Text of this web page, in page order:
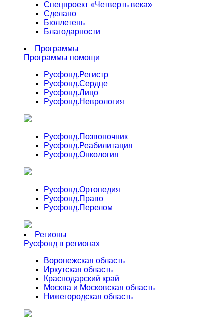
Спецпроект «Четверть века»
Сделано
Бюллетень
Благодарности
Программы
Программы помощи
Русфонд.Регистр
Русфонд.Сердце
Русфонд.Лицо
Русфонд.Неврология
Русфонд.Позвоночник
Русфонд.Реабилитация
Русфонд.Онкология
Русфонд.Ортопедия
Русфонд.Право
Русфонд.Перелом
Регионы
Русфонд в регионах
Воронежская область
Иркутская область
Краснодарский край
Москва и Московская область
Нижегородская область